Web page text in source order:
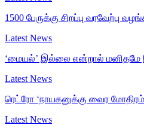
1500 பேருக்கு சிறப்பு வரவேற்பு
Latest News
‘மையல்’ இல்லை என்றால்
Latest News
ரெட்ரோ ‘நாயகனுக்கு வைர மோதிரம்
Latest News